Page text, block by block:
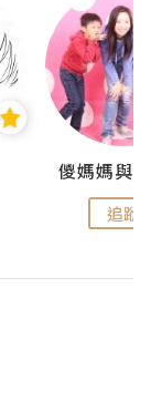
追蹤